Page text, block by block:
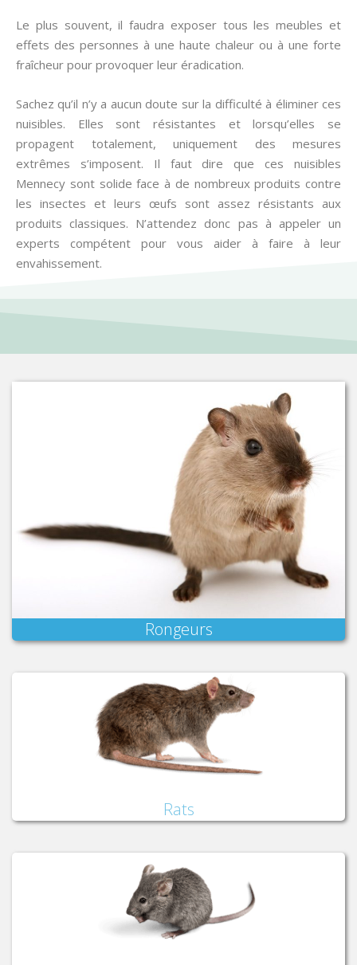
Le plus souvent, il faudra exposer tous les meubles et
effets des personnes à une haute chaleur ou à une forte
fraîcheur pour provoquer leur éradication.
Sachez qu’il n’y a aucun doute sur la difficulté à éliminer ces
nuisibles. Elles sont résistantes et lorsqu’elles se
propagent totalement, uniquement des mesures
extrêmes s’imposent. Il faut dire que ces nuisibles
Mennecy sont solide face à de nombreux produits contre
les insectes et leurs œufs sont assez résistants aux
produits classiques. N’attendez donc pas à appeler un
experts compétent pour vous aider à faire à leur
envahissement.
Rongeurs
Rats